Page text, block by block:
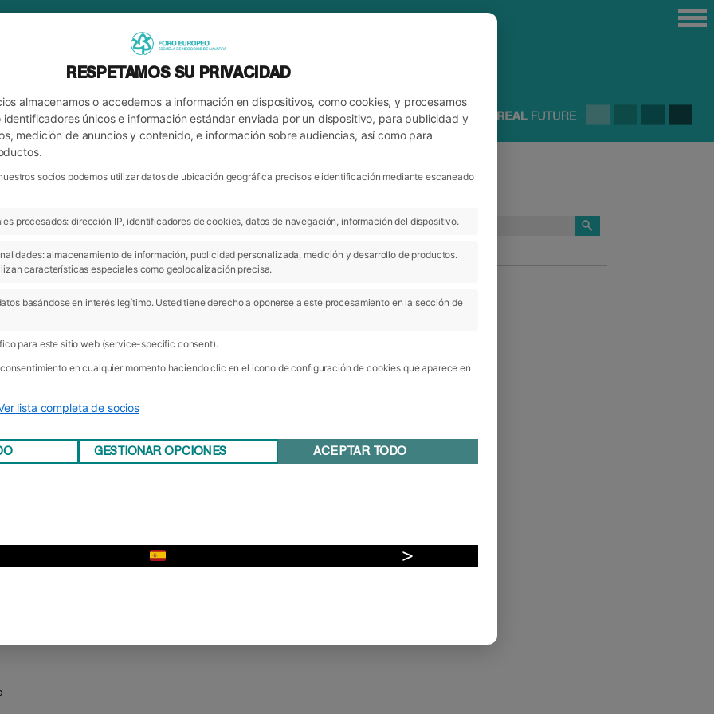
ARCHIVO CATEGORÍAS
RESPETAMOS SU PRIVACIDAD
almacenamos o accedemos a información en dispositivos, como cookies, y procesamos
únicos e información estándar enviada por un dispositivo, para publicidad y
medición de anuncios y contenido, e información sobre audiencias, así como para
socios podemos utilizar datos de ubicación geográfica precisos e identificación mediante escaneado
procesados: dirección IP, identificadores de cookies, datos de navegación, información del dispositivo.
almacenamiento de información, publicidad personalizada, medición y desarrollo de productos.
características especiales como geolocalización precisa.
basándose en interés legítimo. Usted tiene derecho a oponerse a este procesamiento en la sección de
para este sitio web (service-specific consent).
en cualquier momento haciendo clic en el icono de configuración de cookies que aparece en
lista completa de socios
GESTIONAR OPCIONES ACEPTAR TODO